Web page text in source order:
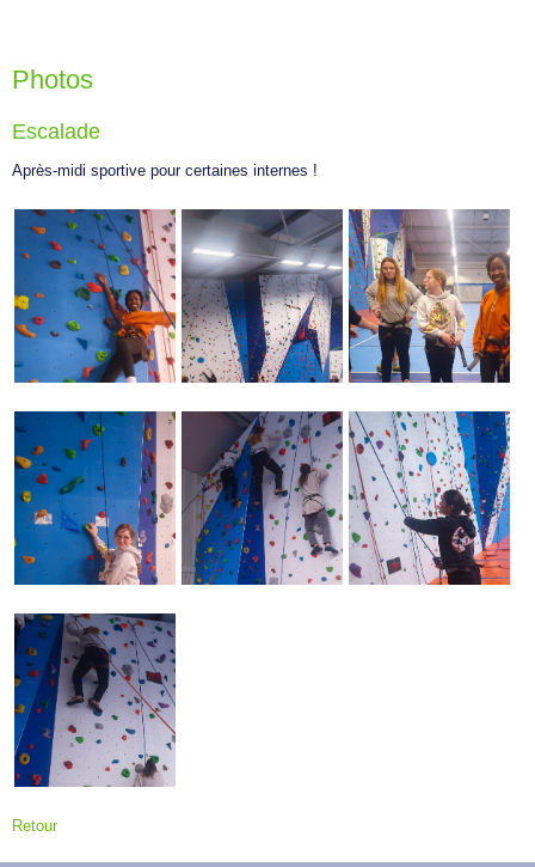
Photos
Escalade
Après-midi sportive pour certaines internes !
Retour